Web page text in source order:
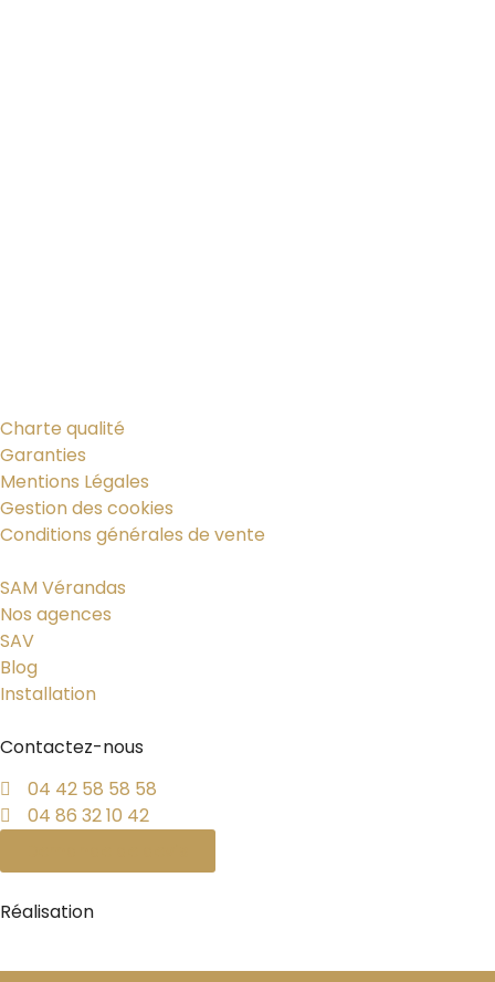
Charte qualité
Garanties
Mentions Légales
Gestion des cookies
Conditions générales de vente
SAM Vérandas
Nos agences
SAV
Blog
Installation
Contactez-nous
04 42 58 58 58
04 86 32 10 42
Réalisation